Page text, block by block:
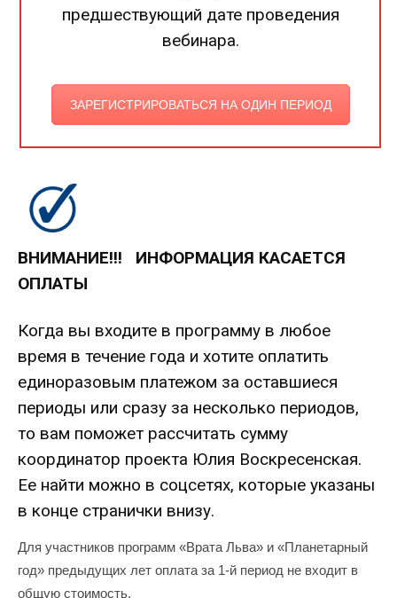
предшествующий дате проведения
вебинара.
ЗАРЕГИСТРИРОВАТЬСЯ НА ОДИН ПЕРИОД
ВНИМАНИЕ!!! ИНФОРМАЦИЯ КАСАЕТСЯ
ОПЛАТЫ
Когда вы входите в программу в любое
время в течение года и хотите оплатить
единоразовым платежом за оставшиеся
периоды или сразу за несколько периодов,
то вам поможет рассчитать сумму
координатор проекта Юлия Воскресенская.
Ее найти можно в соцсетях, которые указаны
в конце странички внизу.
Для участников программ «Врата Льва» и «Планетарный
год» предыдущих лет оплата за 1-й период не входит в
общую стоимость.